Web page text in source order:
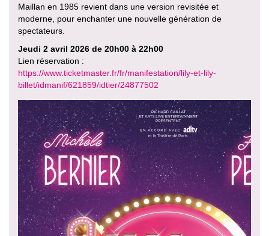
Maillan en 1985 revient dans une version revisitée et
moderne, pour enchanter une nouvelle génération de
spectateurs.
Jeudi 2 avril 2026 de 20h00 à 22h00
Lien réservation :
https://www.ticketmaster.fr/fr/manifestation/lily-et-lily-
billet/idmanif/621859/idtier/24877502